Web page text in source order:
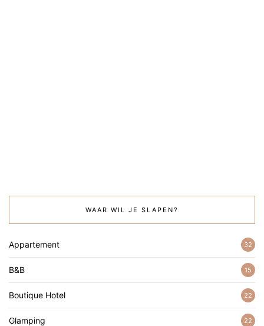
WAAR WIL JE SLAPEN?
Appartement 32
B&B 15
Boutique Hotel 22
Glamping 22